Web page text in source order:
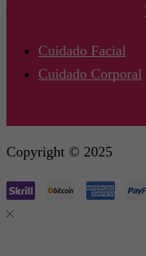
Cuidado Facial
Cuidado Corporal
Copyright © 2025